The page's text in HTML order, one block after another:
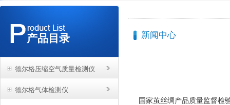
产品目录
德尔格压缩空气质量检测仪
德尔格气体检测仪
新闻中心
国家茧丝绸产品质量监督检